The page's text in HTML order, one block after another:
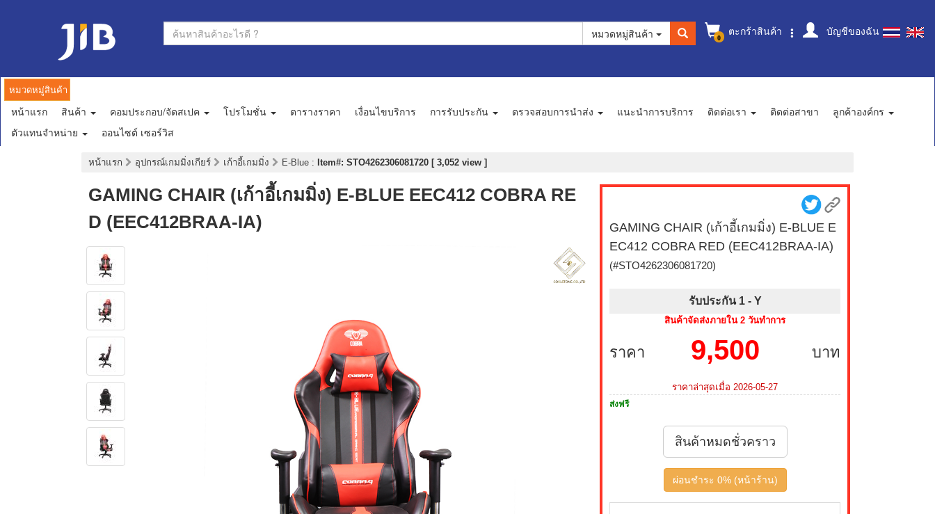
0 ตะกร้าสินค้า บัญชีของฉัน
หมวดหมู่สินค้า
หมวดหมู่สินค้า
หน้าแรก สินค้า คอมประกอบ/จัดสเปค โปรโมชั่น ตารางราคา เงื่อนไขบริการ การรับประกัน ตรวจสอบการนำส่ง แนะนำการบริการ ติดต่อเรา ติดต่อสาขา
ลูกค้าองค์กร
ตัวแทนจำหน่าย
ออนไซต์ เซอร์วิส
หน้าแรก อุปกรณ์เกมมิ่งเกียร์ เก้าอี้เกมมิ่ง E-Blue : Item#: STO4262306081720 [ 3,052 view ]
GAMING CHAIR (เก้าอี้เกมมิ่ง) E-BLUE EEC412 COBRA RE
D (EEC412BRAA-IA)
GAMING CHAIR (เก้าอี้เกมมิ่ง) E-BLUE E
EC412 COBRA RED (EEC412BRAA-IA)
(#STO4262306081720)
รับประกัน 1 - Y
สินค้าจัดส่งภายใน 2 วันทำการ
ราคา บาท
9,500
ราคาล่าสุดเมื่อ 2026-05-27
ส่งฟรี
สินค้าหมดชั่วคราว
ผ่อนชำระ 0% (หน้าร้าน)